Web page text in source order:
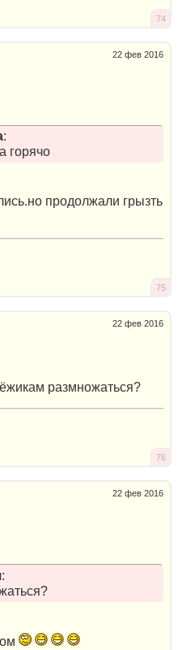
74
22 фев 2016
:
горячо
продолжали грызть
75
22 фев 2016
размножаться?
76
22 фев 2016
: